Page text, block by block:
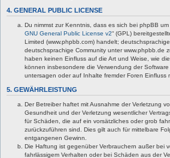
4. GENERAL PUBLIC LICENSE
Du nimmst zur Kenntnis, dass es sich bei phpBB um
GNU General Public License v2“ (GPL)
Limited (www.phpbb.com) handelt;
deutschsprachige Community unter www.phpbb.de
haben keinen Einfluss auf die Art und Weise, wie
können insbesondere die Verwendung der
untersagen oder auf Inhalte fremder Foren Einfluss
5. GEWÄHRLEISTUNG
Der Betreiber haftet mit Ausnahme der Verletzung
Gesundheit und der Verletzung wesentlicher
für Schäden, die auf ein vorsätzliches oder grob
zurückzuführen sind. Dies gilt auch für mittelbare
entgangenen Gewinn.
Die Haftung ist gegenüber Verbrauchern außer bei
fahrlässigem Verhalten oder bei Schäden aus der